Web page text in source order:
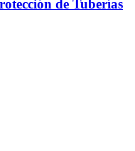
de Tuberías